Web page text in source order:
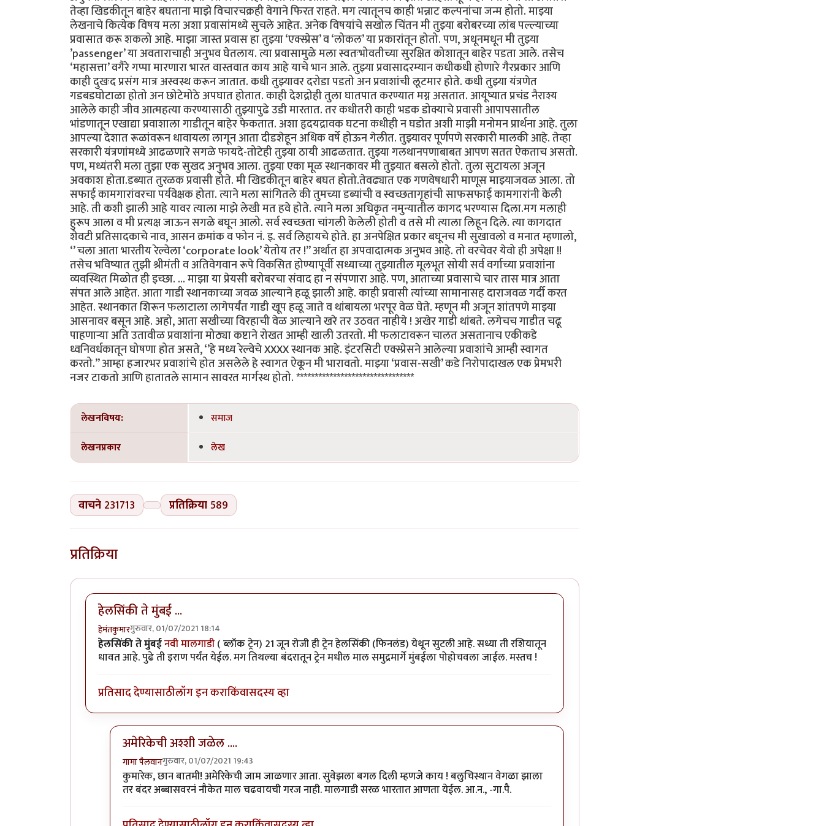
तेव्हा खिडकीतून बाहेर बघताना माझे विचारचक्रही वेगाने फिरत राहते. मग त्यातूनच काही भन्नाट कल्पनांचा जन्म होतो. माझ्या
लेखनाचे कित्येक विषय मला अशा प्रवासांमध्ये सुचले आहेत. अनेक विषयांचे सखोल चिंतन मी तुझ्या बरोबरच्या लांब पल्ल्याच्या
प्रवासात करू शकलो आहे. माझा जास्त प्रवास हा तुझ्या ‘एक्स्प्रेस’ व ‘लोकल’ या प्रकारांतून होतो. पण, अधूनमधून मी तुझ्या
’passenger’ या अवताराचाही अनुभव घेतलाय. त्या प्रवासामुळे मला स्वतःभोवतीच्या सुरक्षित कोशातून बाहेर पडता आले. तसेच
‘महासत्ता’ वगैरे गप्पा मारणारा भारत वास्तवात काय आहे याचे भान आले. तुझ्या प्रवासादरम्यान कधीकधी होणारे गैरप्रकार आणि
काही दुखःद प्रसंग मात्र अस्वस्थ करून जातात. कधी तुझ्यावर दरोडा पडतो अन प्रवाशांची लूटमार होते. कधी तुझ्या यंत्रणेत
गडबडघोटाळा होतो अन छोटेमोठे अपघात होतात. काही देशद्रोही तुला घातपात करण्यात मग्न असतात. आयूष्यात प्रचंड नैराश्य
आलेले काही जीव आत्महत्या करण्यासाठी तुझ्यापुढे उडी मारतात. तर कधीतरी काही भडक डोक्याचे प्रवासी आपापसातील
भांडणातून एखाद्या प्रवाशाला गाडीतून बाहेर फेकतात. अशा हृदयद्रावक घटना कधीही न घडोत अशी माझी मनोमन प्रार्थना आहे. तुला
आपल्या देशात रूळांवरून धावायला लागून आता दीडशेहून अधिक वर्षे होऊन गेलीत. तुझ्यावर पूर्णपणे सरकारी मालकी आहे. तेव्हा
सरकारी यंत्रणांमध्ये आढळणारे सगळे फायदे-तोटेही तुझ्या ठायी आढळतात. तुझ्या गलथानपणाबाबत आपण सतत ऐकताच असतो.
पण, मध्यंतरी मला तुझा एक सुखद अनुभव आला. तुझ्या एका मूळ स्थानकावर मी तुझ्यात बसलो होतो. तुला सुटायला अजून
अवकाश होता.डब्यात तुरळक प्रवासी होते. मी खिडकीतून बाहेर बघत होतो.तेवढ्यात एक गणवेषधारी माणूस माझ्याजवळ आला. तो
सफाई कामगारांवरचा पर्यवेक्षक होता. त्याने मला सांगितले की तुमच्या डब्यांची व स्वच्छतागृहांची साफसफाई कामगारांनी केली
आहे. ती कशी झाली आहे यावर त्याला माझे लेखी मत हवे होते. त्याने मला अधिकृत नमुन्यातील कागद भरण्यास दिला.मग मलाही
हुरूप आला व मी प्रत्यक्ष जाऊन सगळे बघून आलो. सर्व स्वच्छता चांगली केलेली होती व तसे मी त्याला लिहून दिले. त्या कागदात
शेवटी प्रतिसादकाचे नाव, आसन क्रमांक व फोन नं. इ. सर्व लिहायचे होते. हा अनपेक्षित प्रकार बघूनच मी सुखावलो व मनात म्हणालो,
‘’ चला आता भारतीय रेल्वेला ‘corporate look’ येतोय तर !” अर्थात हा अपवादात्मक अनुभव आहे. तो वरचेवर येवो ही अपेक्षा !!
तसेच भविष्यात तुझी श्रीमंती व अतिवेगवान रूपे विकसित होण्यापूर्वी सध्याच्या तुझ्यातील मूलभूत सोयी सर्व वर्गाच्या प्रवाशांना
व्यवस्थित मिळोत ही इच्छा. ... माझा या प्रेयसी बरोबरचा संवाद हा न संपणारा आहे. पण, आताच्या प्रवासाचे चार तास मात्र आता
संपत आले आहेत. आता गाडी स्थानकाच्या जवळ आल्याने हळू झाली आहे. काही प्रवासी त्यांच्या सामानासह दाराजवळ गर्दी करत
आहेत. स्थानकात शिरून फलाटाला लागेपर्यंत गाडी खूप हळू जाते व थांबायला भरपूर वेळ घेते. म्हणून मी अजून शांतपणे माझ्या
आसनावर बसून आहे. अहो, आता सखीच्या विरहाची वेळ आल्याने खरे तर उठवत नाहीये ! अखेर गाडी थांबते. लगेचच गाडीत चढू
पाहणाऱ्या अति उतावीळ प्रवाशांना मोठ्या कष्टाने रोखत आम्ही खाली उतरतो. मी फलाटावरून चालत असतानाच एकीकडे
ध्वनिवर्धकातून घोषणा होत असते, ‘’हे मध्य रेल्वेचे XXXX स्थानक आहे. इंटरसिटी एक्स्प्रेसने आलेल्या प्रवाशांचे आम्ही स्वागत
करतो.’’ आम्हा हजारभर प्रवाशांचे होत असलेले हे स्वागत ऐकून मी भारावतो. माझ्या ‘प्रवास-सखी’ कडे निरोपादाखल एक प्रेमभरी
नजर टाकतो आणि हातातले सामान सावरत मार्गस्थ होतो. ********************************
लेखनविषय:
समाज
लेखनप्रकार
लेख
वाचने 231713 प्रतिक्रिया589
प्रतिक्रिया
हेलसिंकी ते मुंबई ...
हेमंतकुमारगुरुवार, 01/07/2021 18:14
हेलसिंकी ते मुंबईनवी मालगाडी( ब्लॉक ट्रेन) 21 जून रोजी ही ट्रेन हेलसिंकी (फिनलंड) येथून सुटली आहे. सध्या ती रशियातून
धावत आहे. पुढे ती इराण पर्यंत येईल. मग तिथल्या बंदरातून ट्रेन मधील माल समुद्रमार्गे मुंबईला पोहोचवला जाईल. मस्तच !
प्रतिसाद देण्यासाठीलॉग इन कराकिंवासदस्य व्हा
अमेरिकेची अश्शी जळेल ....
गामा पैलवानगुरुवार, 01/07/2021 19:43
In reply toहेलसिंकी ते मुंबई ...byहेमंतकुमार
कुमारेक, छान बातमी! अमेरिकेची जाम जाळणार आता. सुवेझला बगल दिली म्हणजे काय ! बलुचिस्थान वेगळा झाला
तर बंदर अब्बासवरनं नौकेत माल चढवायची गरज नाही. मालगाडी सरळ भारतात आणता येईल. आ.न., -गा.पै.